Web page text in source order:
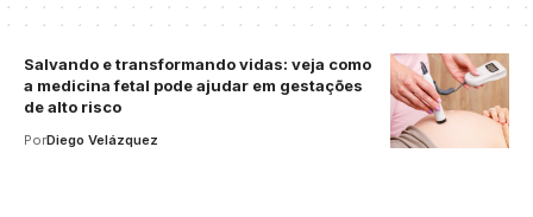
Salvando e transformando vidas: veja como
a medicina fetal pode ajudar em gestações
de alto risco
PorDiego Velázquez